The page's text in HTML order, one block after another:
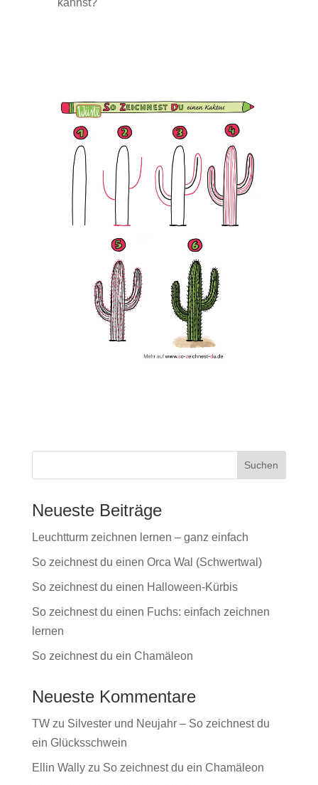
Neueste Beiträge
Leuchtturm zeichnen lernen – ganz einfach
So zeichnest du einen Orca Wal (Schwertwal)
So zeichnest du einen Halloween-Kürbis
So zeichnest du einen Fuchs: einfach zeichnen
lernen
So zeichnest du ein Chamäleon
Neueste Kommentare
TWzu Silvester und Neujahr – So zeichnest du
ein Glücksschwein
Ellin Wallyzu So zeichnest du ein Chamäleon